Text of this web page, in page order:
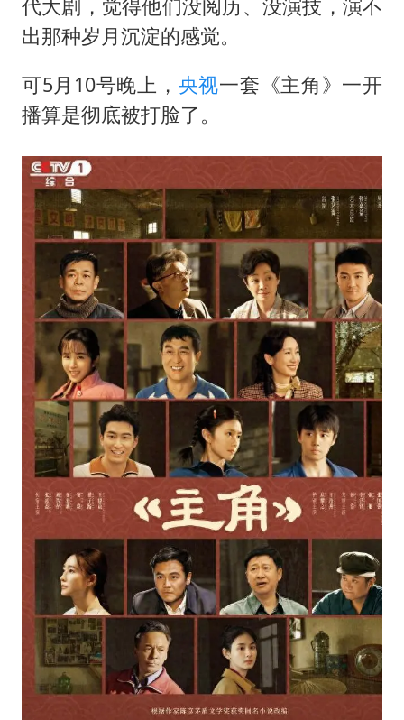
美股存储板块集体大跌
夯实基础开新局
代大剧，觉得他们没阅历、没演技，演不
出那种岁月沉淀的感觉。
可5月10号晚上， 央视一套《主角》一开
播算是彻底被打脸了。